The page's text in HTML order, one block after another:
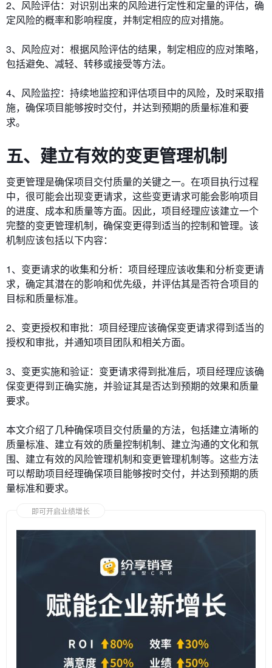
2、风险评估：对识别出来的风险进行定性和定量的评估，确
定风险的概率和影响程度，并制定相应的应对措施。
3、风险应对：根据风险评估的结果，制定相应的应对策略，
包括避免、减轻、转移或接受等方法。
4、风险监控：持续地监控和评估项目中的风险，及时采取措
施，确保项目能够按时交付，并达到预期的质量标准和要
求。
五、建立有效的变更管理机制
变更管理是确保项目交付质量的关键之一。在项目执行过程
中，很可能会出现变更请求，这些变更请求可能会影响项目
的进度、成本和质量等方面。因此，项目经理应该建立一个
完整的变更管理机制，确保变更得到适当的控制和管理。该
机制应该包括以下内容：
1、变更请求的收集和分析：项目经理应该收集和分析变更请
求，确定其潜在的影响和优先级，并评估其是否符合项目的
目标和质量标准。
2、变更授权和审批：项目经理应该确保变更请求得到适当的
授权和审批，并通知项目团队和相关方面。
3、变更实施和验证：变更请求得到批准后，项目经理应该确
保变更得到正确实施，并验证其是否达到预期的效果和质量
要求。
本文介绍了几种确保项目交付质量的方法，包括建立清晰的
质量标准、建立有效的质量控制机制、建立沟通的文化和氛
围、建立有效的风险管理机制和变更管理机制等。这些方法
可以帮助项目经理确保项目能够按时交付，并达到预期的质
量标准和要求。
即可开启业绩增长